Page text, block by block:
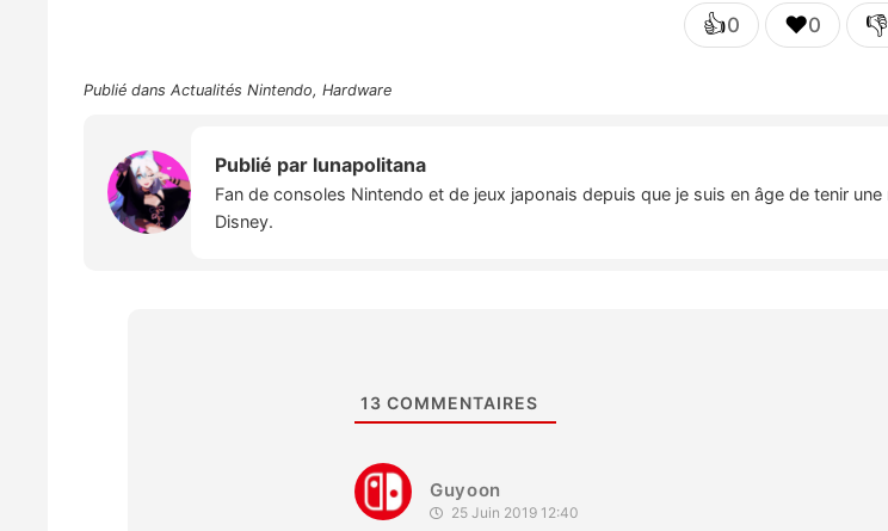
👍0 ❤️0 👎
Publié dans Actualités Nintendo, Hardware
Publié par lunapolitana
Fan de consoles Nintendo et de jeux japonais depuis que je suis en âge de tenir
Disney.
13 COMMENTAIRES
Guyoon
25 Juin 2019 12:40